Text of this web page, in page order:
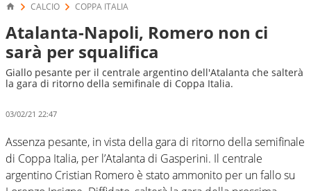
CALCIO COPPA ITALIA
Atalanta-Napoli, Romero non ci
sarà per squalifica
Giallo pesante per il centrale argentino dell'Atalanta che salterà
la gara di ritorno della semifinale di Coppa Italia.
03/02/21 22:47
Assenza pesante, in vista della gara di ritorno della semifinale
di Coppa Italia, per l’Atalanta di Gasperini. Il centrale
argentino Cristian Romero è stato ammonito per un fallo su